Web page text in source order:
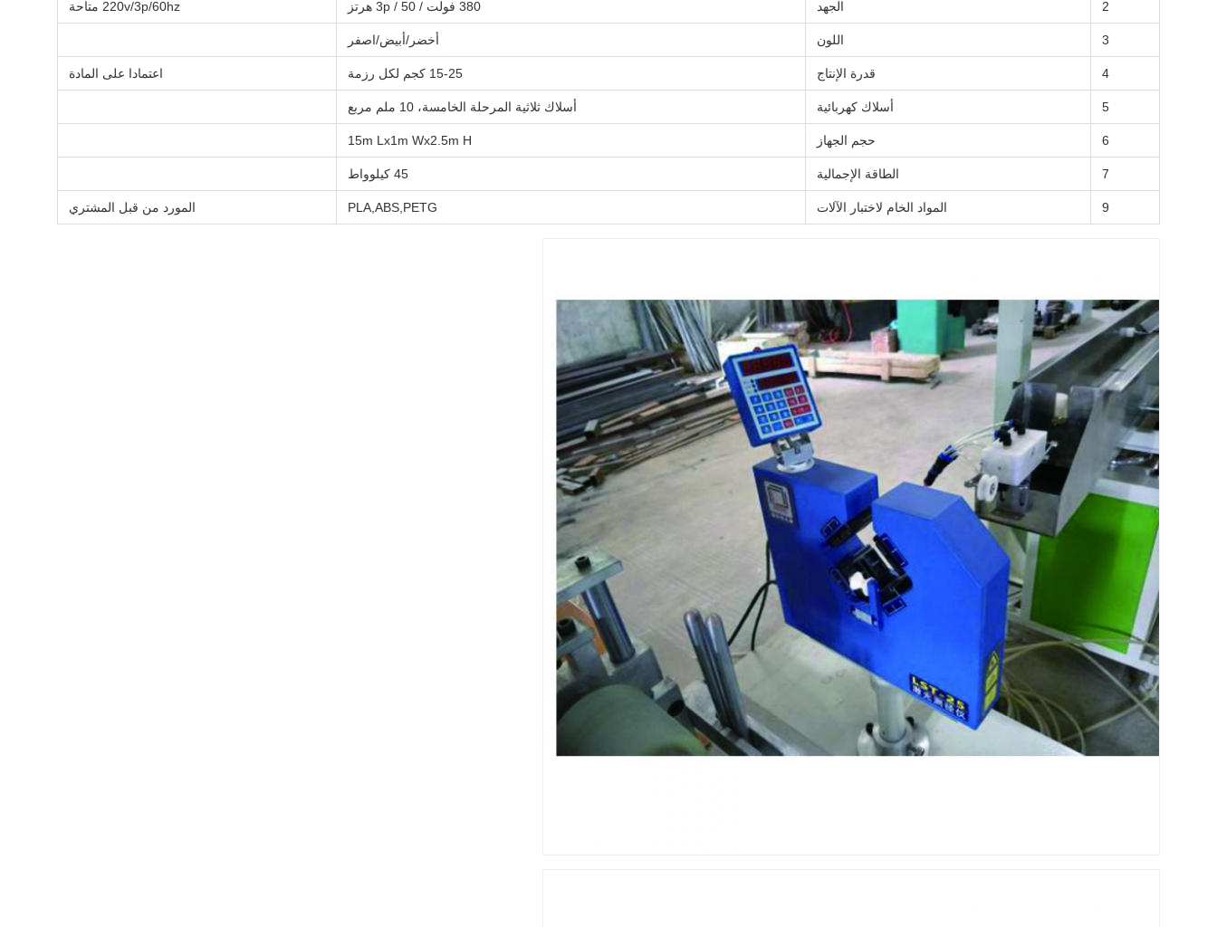
2 الجهد 380 فولت / 3p / 50 هرتز 220v/3p/60hz متاحة
3 اللون أخضر/أبيض/اصفر
4 قدرة الإنتاج 15-25 كجم لكل رزمة اعتمادا على المادة
5 أسلاك كهربائية أسلاك ثلاثية المرحلة الخامسة، 10 ملم مربع
6 حجم الجهاز 15m Lx1m Wx2.5m H
7 الطاقة الإجمالية 45 كيلوواط
9 المواد الخام لاختبار الآلات PLA,ABS,PETG المورد من قبل المشتري